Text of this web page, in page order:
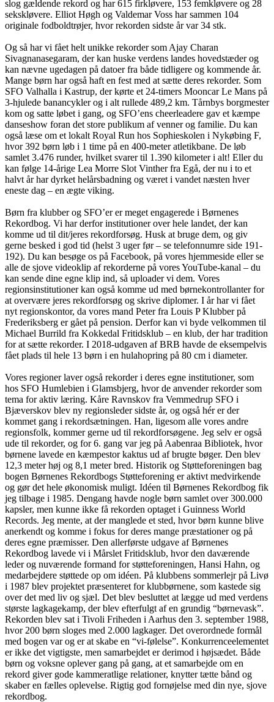
slog gældende rekord og har 615 firkløvere, 153 femkløvere og 28
sekskløvere. Elliot Høgh og Valdemar Voss har sammen 104
originale fodboldtrøjer, hvor rekorden sidste år var 34 stk.
Og så har vi fået helt unikke rekorder som Ajay Charan
Sivagnanasegaram, der kan huske verdens landes hovedstæder og
kan nævne ugedagen på datoer fra både tidligere og kommende år.
Mange børn har også haft en fest med at sætte deres rekorder. Som
SFO Valhalla i Kastrup, der kørte et 24-timers Mooncar Le Mans på
3-hjulede banancykler og i alt rullede 489,2 km. Tårnbys borgmester
kom og satte løbet i gang, og SFO’ens cheerleadere gav et kæmpe
danseshow foran det store publikum af venner og familie. Du kan
også læse om et lokalt Royal Run hos Sophieskolen i Nykøbing F,
hvor 392 børn løb i 1 time på en 400-meter atletikbane. De løb
samlet 3.476 runder, hvilket svarer til 1.390 kilometer i alt! Eller du
kan følge 14-årige Lea Morre Slot Vinther fra Egå, der nu i to et
halvt år har dyrket helårsbadning og været i vandet næsten hver
eneste dag – en ægte viking.
Børn fra klubber og SFO’er er meget engagerede i Børnenes
Rekordbog. Vi har derfor institutioner over hele landet, der kan
komme ud til dit/jeres rekordforsøg. Husk at bruge dem, og giv
gerne besked i god tid (helst 3 uger før – se telefonnumre side 191-
192). Du kan besøge os på Facebook, på vores hjemmeside eller se
alle de sjove videoklip af rekorderne på vores YouTube-kanal – du
kan sende dine egne klip ind, så uploader vi dem. Vores
regionsinstitutioner kan også komme ud med børnekontrollanter for
at overvære jeres rekordforsøg og skrive diplomer. I år har vi fået
nyt regionskontor, da vores mand Peter fra Louis P Klubber på
Frederiksberg er gået på pension. Derfor kan vi byde velkommen til
Michael Burrild fra Kokkedal Fritidsklub – en klub, der har tradition
for at sætte rekorder. I 2018-udgaven af BRB havde de eksempelvis
fået plads til hele 13 børn i en hulahopring på 80 cm i diameter.
Vores regioner laver også rekorder i deres egne institutioner, som
hos SFO Humlebien i Glamsbjerg, hvor de anvender rekorder som
tema for aktiv læring. Kåre Ravnskov fra Vemmedrup SFO i
Bjæverskov blev ny regionsleder sidste år, og også hér er der
kommet gang i rekordsætningen. Han, ligesom alle vores andre
regionsfolk, kommer gerne ud til rekordforsøgene. Jeg selv er også
ude til rekorder, og for 6. gang var jeg på Aabenraa Bibliotek, hvor
børnene lavede en kæmpestor kaktus ud af brugte bøger. Den blev
12,3 meter høj og 8,1 meter bred. Historik og Støtteforeningen bag
bogen Børnenes Rekordbogs Støtteforening er aktivt medvirkende
og gør det hele økonomisk muligt. Idéen til Børnenes Rekordbog fik
jeg tilbage i 1985. Dengang havde nogle børn samlet over 300.000
kapsler, men kunne ikke få rekorden optaget i Guinness World
Records. Jeg mente, at der manglede et sted, hvor børn kunne blive
anerkendt og komme i fokus for deres mange præstationer og på
deres egne præmisser. Den allerførste udgave af Børnenes
Rekordbog lavede vi i Mårslet Fritidsklub, hvor den daværende
leder og nuværende formand for støtteforeningen, Hansi Hahn, og
medarbejdere støttede op om idéen. På klubbens sommerlejr på Livø
i 1987 blev projektet præsenteret for klubbørnene, som kastede sig
over det med liv og sjæl. Det blev besluttet at lægge ud med verdens
største lagkagekamp, der blev efterfulgt af en grundig “børnevask”.
Rekorden blev sat i Tivoli Friheden i Aarhus den 3. september 1988,
hvor 200 børn sloges med 2.000 lagkager. Det overordnede formål
med bogen var og er at skabe en “vi-følelse”. Konkurrenceelementet
er ikke det vigtigste, men samarbejdet er derimod i højsædet. Både
børn og voksne oplever gang på gang, at et samarbejde om en
rekord giver gode kammeratlige relationer, knytter tætte bånd og
skaber en fælles oplevelse. Rigtig god fornøjelse med din nye, sjove
rekordbog.